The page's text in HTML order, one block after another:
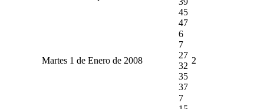
45
47
Martes 1 de Enero de 2008
6
7
27
32
35
37
2
7